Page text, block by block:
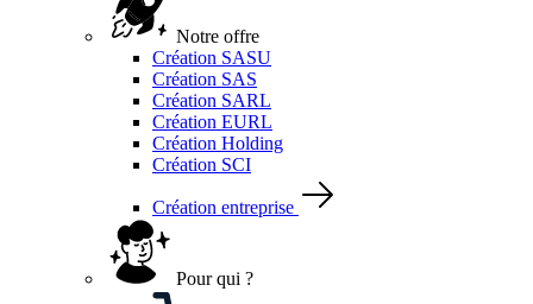
Notre offre
Création SASU
Création SAS
Création SARL
Création EURL
Création Holding
Création SCI
Création entreprise
Pour qui ?